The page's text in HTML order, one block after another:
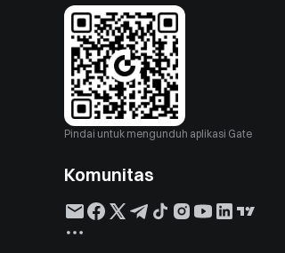
Pindai untuk mengunduh aplikasi Gate
Komunitas